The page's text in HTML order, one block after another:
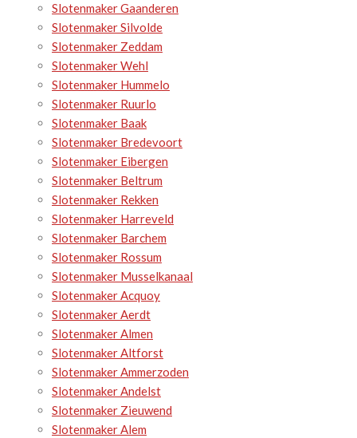
Slotenmaker Gaanderen
Slotenmaker Silvolde
Slotenmaker Zeddam
Slotenmaker Wehl
Slotenmaker Hummelo
Slotenmaker Ruurlo
Slotenmaker Baak
Slotenmaker Bredevoort
Slotenmaker Eibergen
Slotenmaker Beltrum
Slotenmaker Rekken
Slotenmaker Harreveld
Slotenmaker Barchem
Slotenmaker Rossum
Slotenmaker Musselkanaal
Slotenmaker Acquoy
Slotenmaker Aerdt
Slotenmaker Almen
Slotenmaker Altforst
Slotenmaker Ammerzoden
Slotenmaker Andelst
Slotenmaker Zieuwend
Slotenmaker Alem